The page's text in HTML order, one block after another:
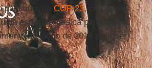
passado, na COP 23, os países
estrutura básica para esse
ao longo de 2018 para ser
, em dezembro.